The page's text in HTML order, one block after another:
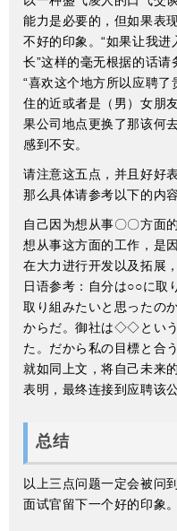
能力是必要的，但如果表
不好的印象。“如果让我
长”这样的毫无根据的话请
“喜欢这个地方所以应聘了
住的近或者是（男）女朋
果公司地点更换了那该何
感到不安。
请注意这五点，并且好好
那么具体请参考以下的内
自己因为想从事〇〇方面
想从事这方面的工作，是
在大力进行开发以及拓展
日语参考：自分は○○に取
取り組みたいと思ったの
からだ。御社は◇◇とい
た。だから私の目標と合
就如同上文，将自己未来
表明，最终连接到应聘该
总结
以上三点问题一定会被问
面试官留下一个好的印象。